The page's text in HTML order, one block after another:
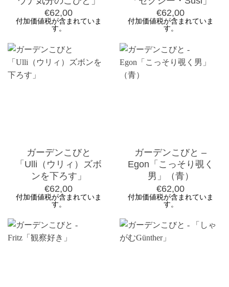
€62,00
付加価値税が含まれていま
す。
€62,00
付加価値税が含まれていま
す。
ガーデンこびと
「Ulli（ウリィ）ズボ
ンを下ろす」
€62,00
付加価値税が含まれていま
す。
ガーデンこびと –
Egon「こっそり覗く
男」（青）
€62,00
付加価値税が含まれていま
す。